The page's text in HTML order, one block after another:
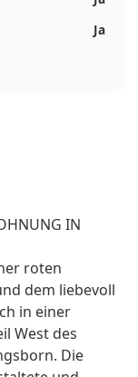
Ja
IN
roten
dem liebevoll
in einer
West des
Die